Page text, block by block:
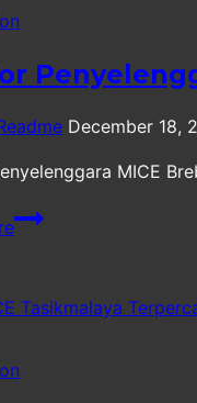
December 18,
MICE
Vendor
Penyelenggara
Brebes
Terpercaya